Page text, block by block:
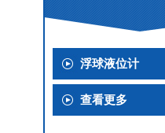
浮球液位计
查看更多